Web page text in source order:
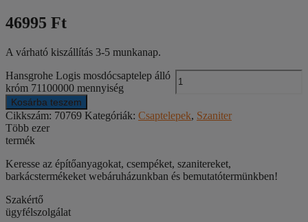
46995 Ft
A várható kiszállítás 3-5 munkanap.
Hansgrohe Logis mosdócsaptelep álló
króm 71100000 mennyiség
Kosárba teszem
Cikkszám: 70769 Kategóriák: Csaptelepek, Szaniter
Több ezer
termék
Keresse az építőanyagokat, csempéket, szanitereket,
barkácstermékeket webáruházunkban és bemutatótermünkben!
Szakértő
ügyfélszolgálat